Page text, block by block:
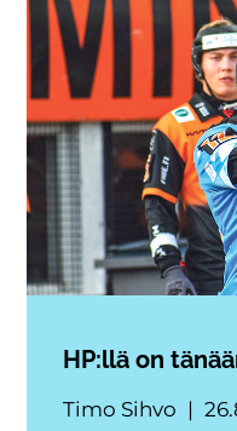
HP:llä on
Timo Sihvo